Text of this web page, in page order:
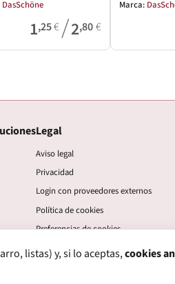
DasSchöne
1,25€/2,80€
Marca:
Legal
Aviso legal
Privacidad
Login con proveedores externos
Política de cookies
Preferencias de cookies
listas) y, si lo aceptas,cookies